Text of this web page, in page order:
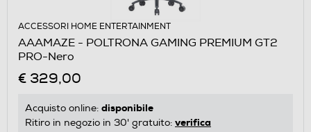
ACCESSORI HOME ENTERTAINMENT
AAAMAZE - POLTRONA GAMING PREMIUM GT2
PRO-Nero
€ 329,00
Acquisto online: disponibile
Ritiro in negozio in 30' gratuito: verifica